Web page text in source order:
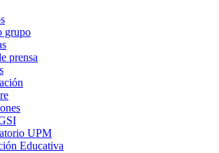
grupo
prensa
UPM
Educativa